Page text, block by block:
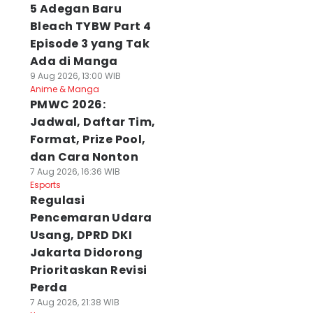
5 Adegan Baru
Bleach TYBW Part 4
Episode 3 yang Tak
Ada di Manga
9 Aug 2026, 13:00 WIB
Anime & Manga
PMWC 2026:
Jadwal, Daftar Tim,
Format, Prize Pool,
dan Cara Nonton
7 Aug 2026, 16:36 WIB
Esports
Regulasi
Pencemaran Udara
Usang, DPRD DKI
Jakarta Didorong
Prioritaskan Revisi
Perda
7 Aug 2026, 21:38 WIB